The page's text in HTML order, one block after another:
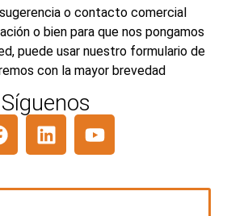
o contacto comercial
o bien para que nos pongamos
puede usar nuestro formulario de
con la mayor brevedad
Síguenos